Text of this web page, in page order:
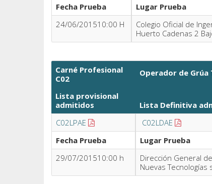
Fecha Prueba
Lugar Prueba
24/06/201510:00 H
Colegio Oficial de
Huerto Cadenas 2
Carné Profesional
C02
Operador de Grúa
Lista provisional
admitidos
Lista Definitiva
C02LPAE
C02LDAE
Fecha Prueba
Lugar Prueba
29/07/201510:00 h
Dirección General
Nuevas Tecnologías